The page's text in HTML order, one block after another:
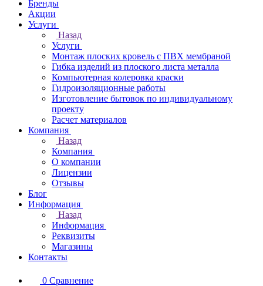
Бренды
Акции
Услуги
Назад
Услуги
Монтаж плоских кровель с ПВХ мембраной
Гибка изделий из плоского листа металла
Компьютерная колеровка краски
Гидроизоляционные работы
Изготовление бытовок по индивидуальному
проекту
Расчет материалов
Компания
Назад
Компания
О компании
Лицензии
Отзывы
Блог
Информация
Назад
Информация
Реквизиты
Магазины
Контакты
0 Сравнение